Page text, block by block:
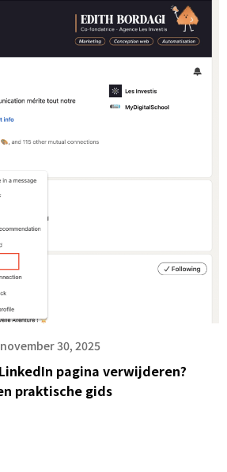
november 30, 2025
pagina verwijderen?
praktische gids